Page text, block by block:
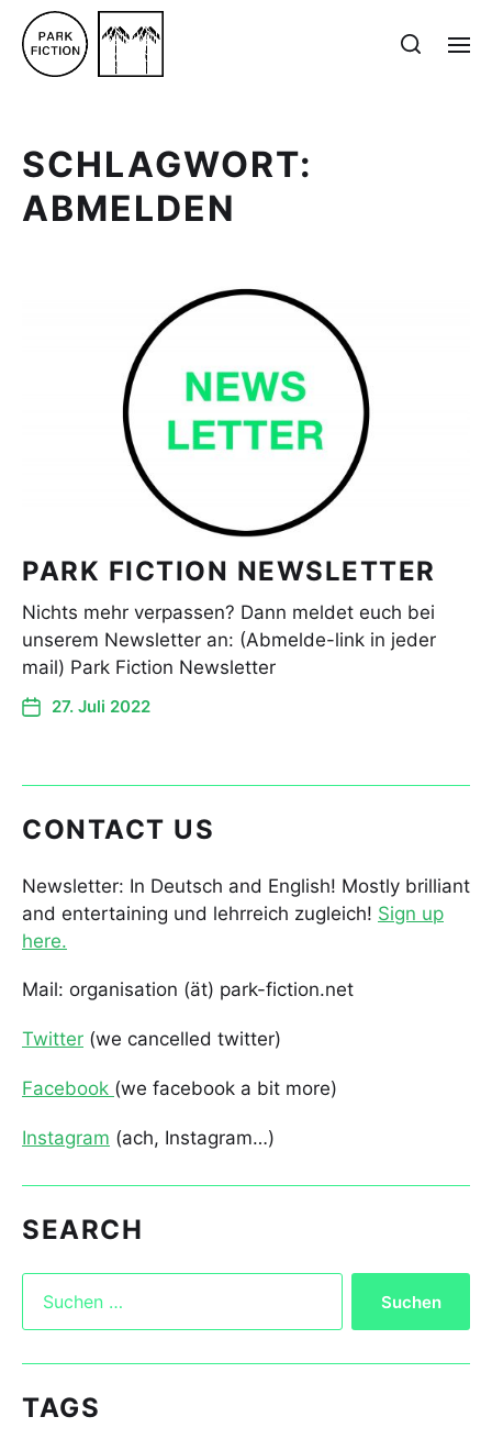
SCHLAGWORT:
ABMELDEN
PARK FICTION NEWSLETTER
Nichts mehr verpassen? Dann meldet euch bei
unserem Newsletter an: (Abmelde-link in jeder
mail) Park Fiction Newsletter
27. Juli 2022
CONTACT US
Newsletter: In Deutsch and English! Mostly brilliant
and entertaining und lehrreich zugleich! Sign up
here.
Mail: organisation (ät) park-fiction.net
Twitter (we cancelled twitter)
Facebook (we facebook a bit more)
Instagram (ach, Instagram…)
SEARCH
TAGS